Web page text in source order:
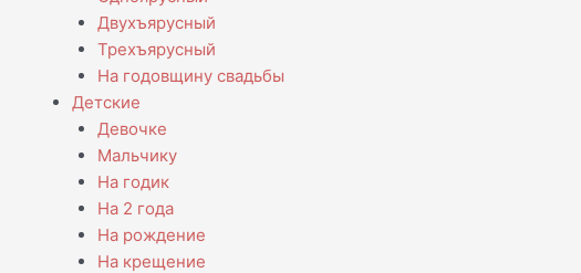
Двухъярусный
Трехъярусный
На годовщину свадьбы
Детские
Девочке
Мальчику
На годик
На 2 года
На рождение
На крещение